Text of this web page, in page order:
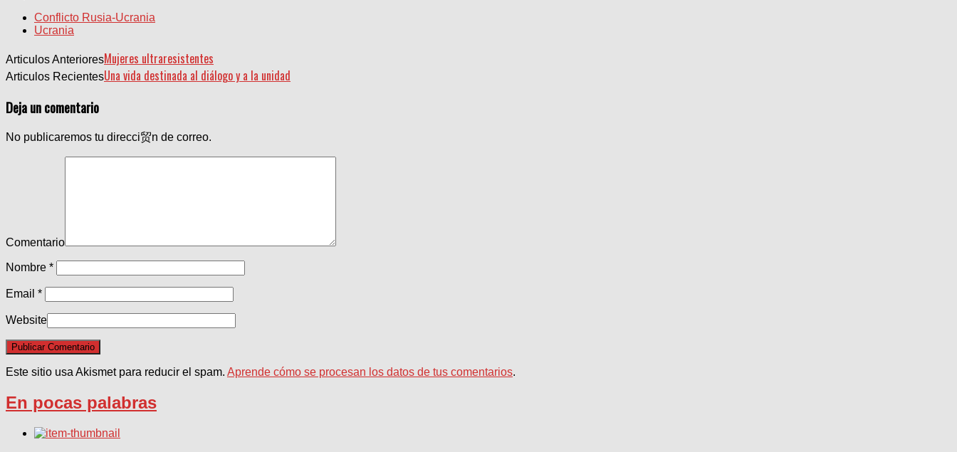
Conflicto Rusia-Ucrania
Ucrania
Articulos AnterioresMujeres ultraresistentes
Articulos RecientesUna vida destinada al diálogo y a la unidad
Deja un comentario
No publicaremos tu direcci贸n de correo.
Comentario
Nombre *
Email *
Website
Este sitio usa Akismet para reducir el spam. Aprende cómo se procesan los datos de tus comentarios.
En pocas palabras